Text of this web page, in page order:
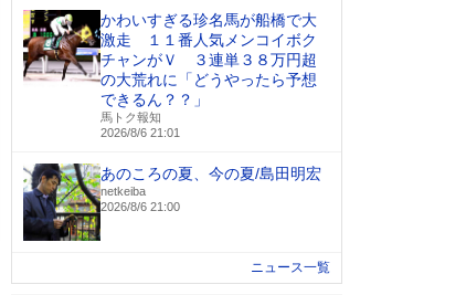
かわいすぎる珍名馬が船橋で大
激走 １１番人気メンコイボク
チャンがＶ ３連単３８万円超
の大荒れに「どうやったら予想
できるん？？」
馬トク報知
2026/8/6 21:01
あのころの夏、今の夏/島田明宏
netkeiba
2026/8/6 21:00
ニュース一覧